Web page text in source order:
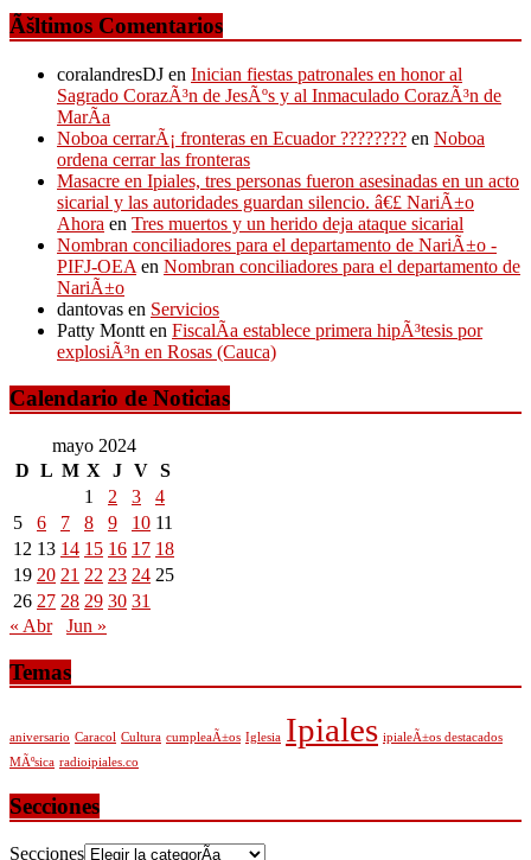
Ãšltimos Comentarios
coralandresDJ en Inician fiestas patronales en honor al
Sagrado CorazÃ³n de JesÃºs y al Inmaculado CorazÃ³n de
MarÃ­a
Noboa cerrarÃ¡ fronteras en Ecuador ???????? en Noboa
ordena cerrar las fronteras
Masacre en Ipiales, tres personas fueron asesinadas en un acto
sicarial y las autoridades guardan silencio. â€£ NariÃ±o
Ahora en Tres muertos y un herido deja ataque sicarial
Nombran conciliadores para el departamento de NariÃ±o -
PIFJ-OEA en Nombran conciliadores para el departamento de
NariÃ±o
dantovas en Servicios
Patty Montt en FiscalÃ­a establece primera hipÃ³tesis por
explosiÃ³n en Rosas (Cauca)
Calendario de Noticias
mayo 2024
D L M X J V S
1
2 3
4
5
6 7 8 9 10 11
12 13 14 15 16 17 18
19 20 21 22 23 24 25
26 27 28 29 30 31
« Abr
Jun »
Temas
aniversario Caracol Cultura cumpleaÃ±os Iglesia Ipiales ipialeÃ±os destacados
MÃºsica radioipiales.co
Secciones
Secciones